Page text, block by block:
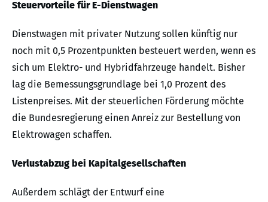
Steuervorteile für E-Dienstwagen
Dienstwagen mit privater Nutzung sollen künftig nur
noch mit 0,5 Prozentpunkten besteuert werden, wenn es
sich um Elektro- und Hybridfahrzeuge handelt. Bisher
lag die Bemessungsgrundlage bei 1,0 Prozent des
Listenpreises. Mit der steuerlichen Förderung möchte
die Bundesregierung einen Anreiz zur Bestellung von
Elektrowagen schaffen.
Verlustabzug bei Kapitalgesellschaften
Außerdem schlägt der Entwurf eine